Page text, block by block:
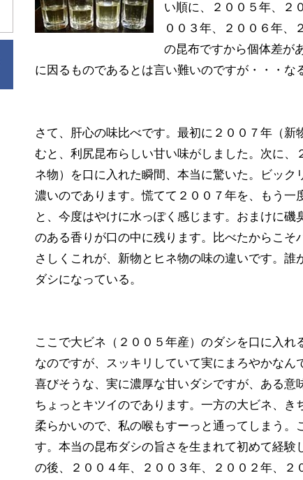
い順に、２００５年、２
００３年、２００６年、
の昆布ですから個体差が
に因るものであるとは言い難いのですが・・・な
さて、肝心の味比べです。最初に２００７年（新
むと、利尻昆布らしい甘い味がしました。次に、
ネ物）を口に入れた瞬間、本当に驚いた。ビック
濃いのであります。慌てて２００７年を、もう一
と、今度はやけに水っぽく感じます。おまけに
のある香りが口の中に残ります。比べたからこそ
さしくこれが、新物とヒネ物の味の違いです。
ダシになっている。
ここで大ビネ（２００５年産）のダシを口に入
なのですが、スッキリしていて実にまろやかなん
喜びそうな、実に濃厚な甘いダシですが、ある意
ちょっとキツイのであります。一方の大ビネ、
柔らかいので、私の喉もすーっと通ってしまう
す。本当の昆布ダシの旨さを生まれて初めて経験
の後、２００４年、２００３年、２００２年、２